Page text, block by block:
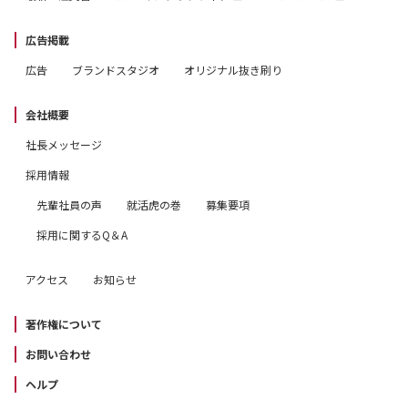
広告掲載
広告
ブランドスタジオ オリジナル抜き刷り
会社概要
社長メッセージ
採用情報
先輩社員の声
就活虎の巻
募集要項
採用に関するQ＆A
アクセス お知らせ
著作権について
お問い合わせ
ヘルプ